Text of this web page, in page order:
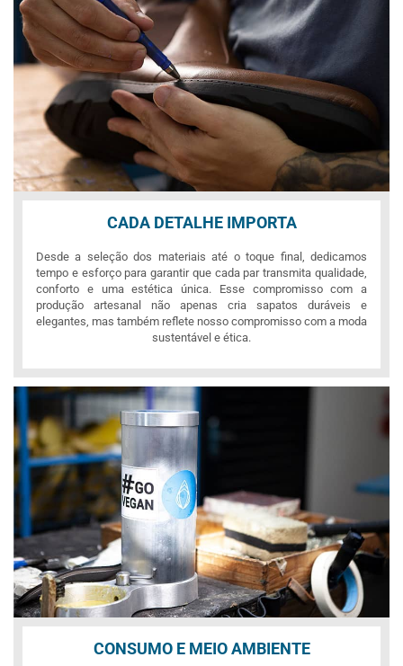
CADA DETALHE IMPORTA
Desde a seleção dos materiais até o toque final, dedicamos
tempo e esforço para garantir que cada par transmita qualidade,
conforto e uma estética única. Esse compromisso com a
produção artesanal não apenas cria sapatos duráveis e
elegantes, mas também reflete nosso compromisso com a moda
sustentável e ética.
CONSUMO E MEIO AMBIENTE